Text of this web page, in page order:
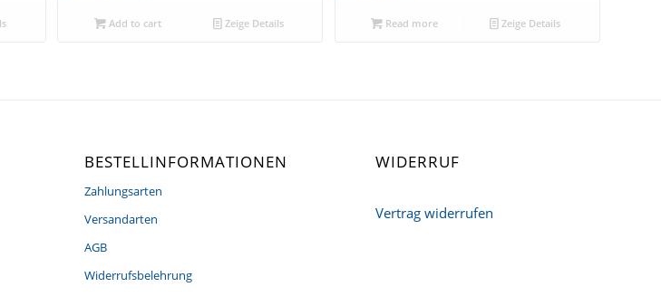
Add to cart Zeige Details Read more Zeige Details
BESTELLINFORMATIONEN
Zahlungsarten
Versandarten
AGB
Widerrufsbelehrung
WIDERRUF
Vertrag widerrufen